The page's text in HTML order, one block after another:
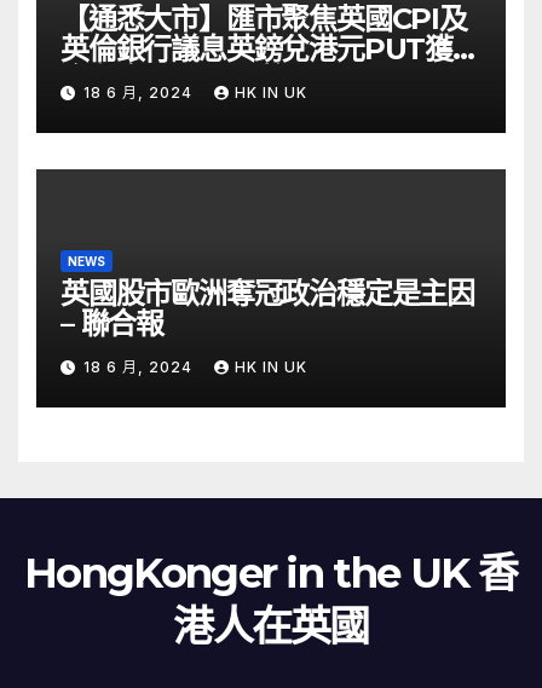
【通悉大市】匯市聚焦英國CPI及
英倫銀行議息英鎊兌港元PUT獲資
金留意 – Now 財經
18 6 月, 2024 HK IN UK
NEWS
英國股市歐洲奪冠政治穩定是主因
– 聯合報
18 6 月, 2024 HK IN UK
HongKonger in the UK 香
港人在英國